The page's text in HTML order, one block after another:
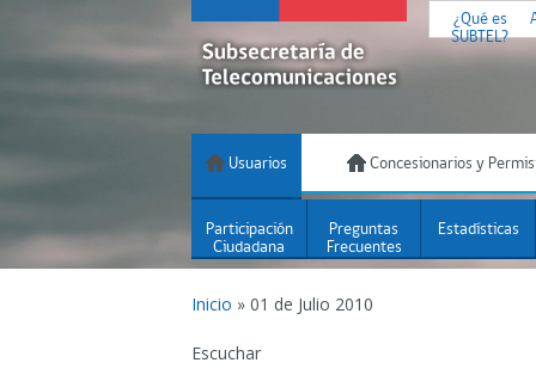
¿Qué es
SUBTEL?
Usuarios Concesionarios y
Participación
Ciudadana
Preguntas
Frecuentes
Estadísticas
Inicio » 01 de Julio 2010
Escuchar